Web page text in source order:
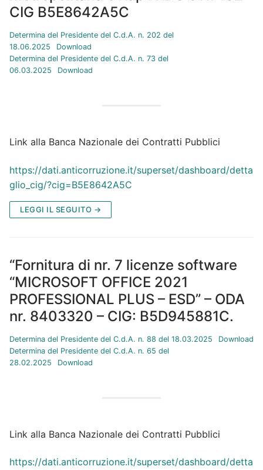
CIG B5E8642A5C
Determina del Presidente del C.d.A. n. 202 del
18.06.2025
Download
Determina del Presidente del C.d.A. n. 73 del
06.03.2025
Download
Link alla Banca Nazionale dei Contratti Pubblici
https://dati.anticorruzione.it/superset/dashboard/detta
glio_cig/?cig=B5E8642A5C
LEGGI IL SEGUITO →
“Fornitura di nr. 7 licenze software
“MICROSOFT OFFICE 2021
PROFESSIONAL PLUS – ESD” – ODA
nr. 8403320 – CIG: B5D945881C.
Determina del Presidente del C.d.A. n. 88 del 18.03.2025
Download
Determina del Presidente del C.d.A. n. 65 del
28.02.2025
Download
Link alla Banca Nazionale dei Contratti Pubblici
https://dati.anticorruzione.it/superset/dashboard/detta